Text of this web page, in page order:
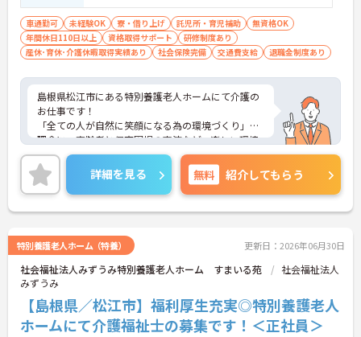
車通勤可 未経験OK 寮・借り上げ 託児所・育児補助
無資格OK
年間休日110日以上
資格取得サポート
研修制度あり
産休･育休･介護休暇取得実績あり
社会保険完備 交通費支給 退職金制度あり
島根県松江市にある特別養護老人ホームにて介護の
お仕事です！
「全ての人が自然に笑顔になる為の環境づくり」を
理念に、高齢者と保育園児の交流など、楽しい環境
づくりを実践されております。
また新たな交通移動として電動カートを地域内で運
行しています！
無資格、未経験であっても、研修や直接指導を通し
て国家資格取得までサポートしてくださいます★
まで様々な人たちがこれまでの経験を積んで専門職
として現場で活躍されています♪
ご興味ある方には、面接対策ポイントなど、さらに
詳細をお話しいたしますのでお気軽にご相談くださ
い。
詳細を見る 無料 紹介してもらう
特別養護老人ホーム（特養） 更新日：2026年06月30日
社会福祉法人みずうみ特別養護老人ホーム すまいる苑
社会福祉法人
みずうみ
【島根県／松江市】福利厚生充実◎特別養護老人
ホームにて介護福祉士の募集です！＜正社員＞